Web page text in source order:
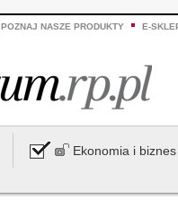
POZNAJ NASZE PRODUKTY E-
Ekonomia i biznes